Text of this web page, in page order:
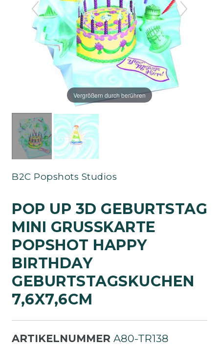
Vergrößern durch berühren
B2C Popshots Studios
POP UP 3D GEBURTSTAG
MINI GRUSSKARTE P
OPSHOT HAPPY B
IRTHDAY G
EBURTSTAGSKUCHEN 7
,6X7,6CM
ARTIKELNUMMER A80-TR138